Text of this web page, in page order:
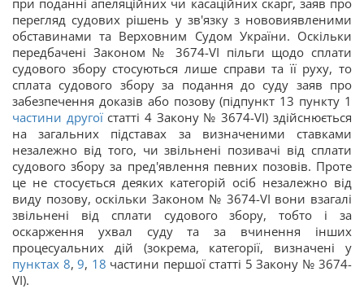
при поданні апеляційних чи касаційних скарг, заяв про
перегляд судових рішень у зв'язку з нововиявленими
обставинами та Верховним Судом України. Оскільки
передбачені Законом № 3674-VI пільги щодо сплати
судового збору стосуються лише справи та її руху, то
сплата судового збору за подання до суду заяв про
забезпечення доказів або позову (підпункт 13 пункту 1
частини другоїстатті 4 Закону № 3674-VI) здійснюється
на загальних підставах за визначеними ставками
незалежно від того, чи звільнені позивачі від сплати
судового збору за пред'явлення певних позовів. Проте
це не стосується деяких категорій осіб незалежно від
виду позову, оскільки Законом № 3674-VI вони взагалі
звільнені від сплати судового збору, тобто і за
оскарження ухвал суду та за вчинення інших
процесуальних дій (зокрема, категорії, визначені у
пунктах 8,9, 18 частини першої статті 5 Закону № 3674-
VI).